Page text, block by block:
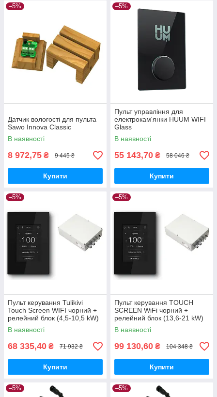
–5%
Датчик вологості для пульта
Sawo Innova Classic
В наявності
8 972,75 ₴ 9 445 ₴
Купити
–5%
Пульт управління для
електрокам'янки HUUM WIFI
Glass
В наявності
55 143,70 ₴ 58 046 ₴
Купити
–5%
Пульт керування Tulikivi
Touch Screen WIFI чорний +
релейний блок (4,5-10,5 kW)
В наявності
68 335,40 ₴ 71 932 ₴
Купити
–5%
Пульт керування TOUCH
SCREEN WiFi чорний +
релейний блок (13,6-21 kW)
В наявності
99 130,60 ₴ 104 348 ₴
Купити
–5% –5%